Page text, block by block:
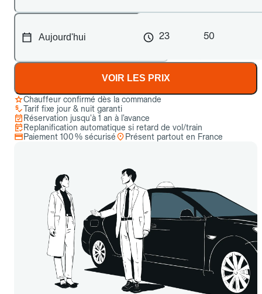
23 50
VOIR LES PRIX
Chauffeur confirmé dès la commande
Tarif fixe jour & nuit garanti
Réservation jusqu’à 1 an à l’avance
Replanification automatique si retard de vol/train
Paiement 100 % sécurisé
Présent partout en France